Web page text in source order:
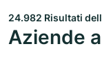
24.982 Risultati
Aziende